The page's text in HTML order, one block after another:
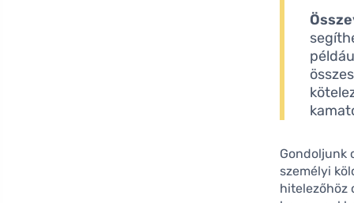
Gondoljunk
személyi
hitelezőhöz